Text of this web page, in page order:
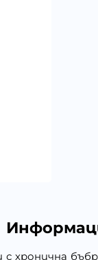
с хронична